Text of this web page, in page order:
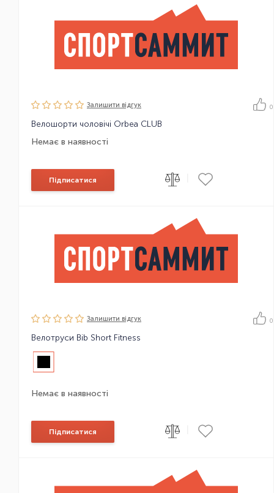
Залишити вiдгук 0
Велошорти чоловічі Orbea CLUB
Немає в наявності
Підписатися
Залишити вiдгук 0
Велотруси Bib Short Fitness
Немає в наявності
Підписатися